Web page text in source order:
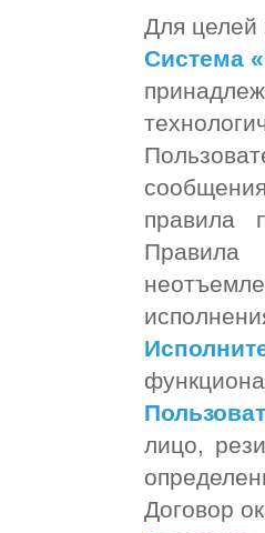
Для целей
Система
правила
лицо,
Договор